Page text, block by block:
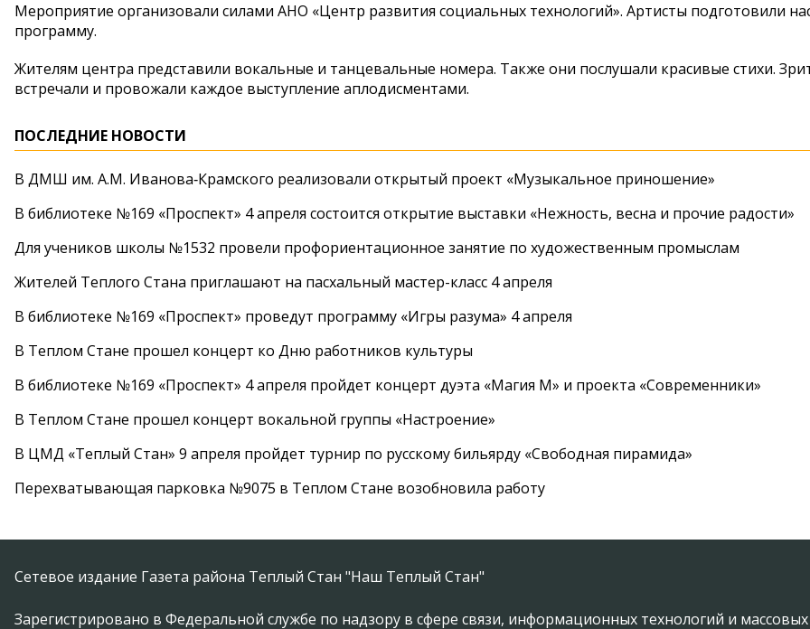
Мероприятие организовали силами АНО «Центр развития социальных технологий». Артисты подготовили
программу.
Жителям центра представили вокальные и танцевальные номера. Также они послушали красивые стихи.
встречали и провожали каждое выступление аплодисментами.
ПОСЛЕДНИЕ НОВОСТИ
В ДМШ им. А.М. Иванова‑Крамского реализовали открытый проект «Музыкальное приношение»
В библиотеке №169 «Проспект» 4 апреля состоится открытие выставки «Нежность, весна и прочие радости»
Для учеников школы №1532 провели профориентационное занятие по художественным промыслам
Жителей Теплого Стана приглашают на пасхальный мастер-класс 4 апреля
В библиотеке №169 «Проспект» проведут программу «Игры разума» 4 апреля
В Теплом Стане прошел концерт ко Дню работников культуры
В библиотеке №169 «Проспект» 4 апреля пройдет концерт дуэта «Магия М» и проекта «Современники»
В Теплом Стане прошел концерт вокальной группы «Настроение»
В ЦМД «Теплый Стан» 9 апреля пройдет турнир по русскому бильярду «Свободная пирамида»
Перехватывающая парковка №9075 в Теплом Стане возобновила работу
Сетевое издание Газета района Теплый Стан "Наш Теплый Стан"
Зарегистрировано в Федеральной службе по надзору в сфере связи, информационных технологий и